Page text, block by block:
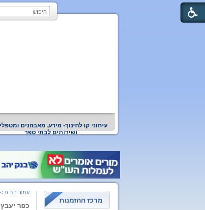
עיתוני קו לחינוך- מידע, מאבחנים
ושירותים לבתי ספר
מרכז ההזמנות
עמוד הבית >
כפר יעבץ